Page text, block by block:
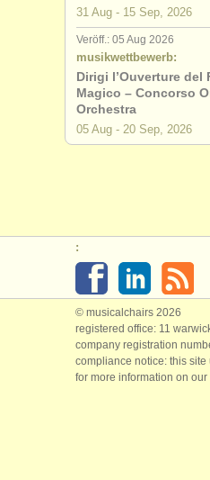
verlage:
anzeige
31 Aug - 15 Sep, 2026
Veröff.: 05 Aug 2026
musikwettbewerb:
Dirigi l’Ouverture del
Magico – Concorso
Orchestra
05 Aug - 20 Sep, 2026
:
© musicalchairs 2026
registered office: 11
company registration
compliance notice: ​this
for more information on